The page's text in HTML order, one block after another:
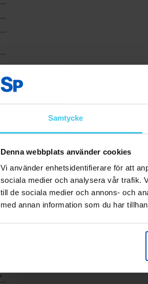
Samtycke
Denna webbplats använder cookies
Vi använder enhetsidentifierare för att
sociala medier och analysera vår trafik.
till de sociala medier och annons- och
med annan information som du har